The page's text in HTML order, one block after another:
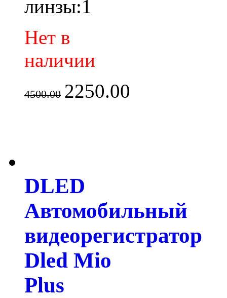
линзы:1
Нет в
наличии
4500.00 2250.00
DLED
Автомобильный
видеорегистратор
Dled Mio
Plus